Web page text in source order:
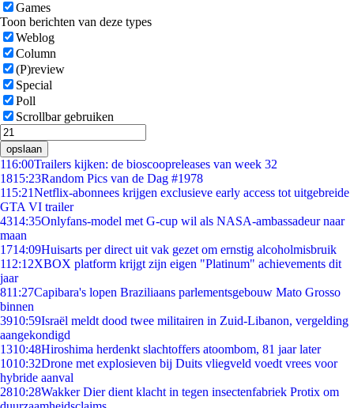
Games
Toon berichten van deze types
Weblog
Column
(P)review
Special
Poll
Scrollbar gebruiken
opslaan
116:00Trailers kijken: de bioscoopreleases van week 32
1815:23Random Pics van de Dag #1978
115:21Netflix-abonnees krijgen exclusieve early access tot uitgebreide
GTA VI trailer
4314:35Onlyfans-model met G-cup wil als NASA-ambassadeur naar
maan
1714:09Huisarts per direct uit vak gezet om ernstig alcoholmisbruik
112:12XBOX platform krijgt zijn eigen "Platinum" achievements dit
jaar
811:27Capibara's lopen Braziliaans parlementsgebouw Mato Grosso
binnen
3910:59Israël meldt dood twee militairen in Zuid-Libanon, vergelding
aangekondigd
1310:48Hiroshima herdenkt slachtoffers atoombom, 81 jaar later
1010:32Drone met explosieven bij Duits vliegveld voedt vrees voor
hybride aanval
2810:28Wakker Dier dient klacht in tegen insectenfabriek Protix om